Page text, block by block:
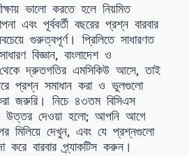
ভালো করতে হলে নিয়মিত
এবং পূর্ববর্তী বছরের প্রশ্ন বারবার
গুরুত্বপূর্ণ। প্রিলিতে সাধারণত
বিজ্ঞান, বাংলাদেশ ও
থেকে দ্রুতগতির এমসিকিউ আসে, তাই
ধরে প্রশ্ন সমাধান করা ও ভুলগুলো
জরুরি। নিচে ৪৩তম বিসিএস
উত্তর দেওয়া হলো; আপনি আগে
মিলিয়ে দেখুন, এবং যে প্রশ্নগুলো
বারবার প্র্যাকটিস করুন।